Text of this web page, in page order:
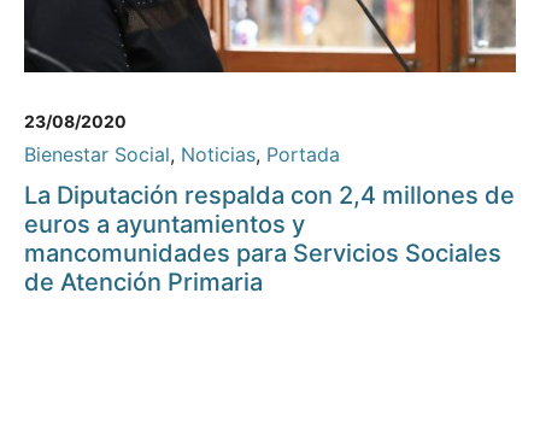
23/08/2020
Bienestar Social, Noticias, Portada
La Diputación respalda con 2,4 millones de
euros a ayuntamientos y
mancomunidades para Servicios Sociales
de Atención Primaria